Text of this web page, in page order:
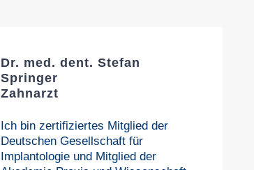
Dr. med. dent. Stefan
Springer
Zahnarzt
Ich bin zertifiziertes Mitglied der
Deutschen Gesellschaft für
Implantologie und Mitglied der